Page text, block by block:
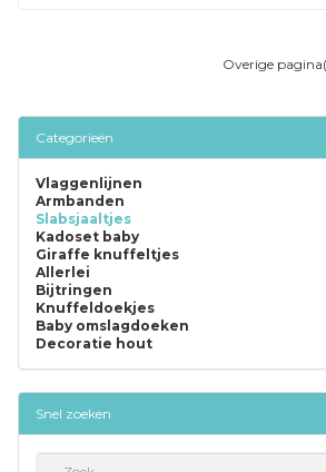
Overige
Categorieën
Vlaggenlijnen
Armbanden
Slabsjaaltjes
Kadoset baby
Giraffe knuffeltjes
Allerlei
Bijtringen
Knuffeldoekjes
Baby omslagdoeken
Decoratie hout
Snel zoeken